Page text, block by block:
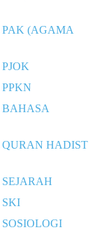
PAK (AGAMA
PJOK
PPKN
BAHASA
QURAN HADIST
SEJARAH
SKI
SOSIOLOGI